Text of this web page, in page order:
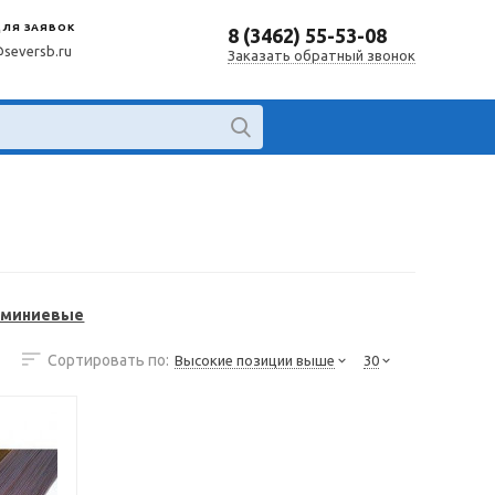
ЗАЯВОК 8 (3462) 55-53-08
Заказать обратный звонок
Сортировать по: Высокие позиции выше 30